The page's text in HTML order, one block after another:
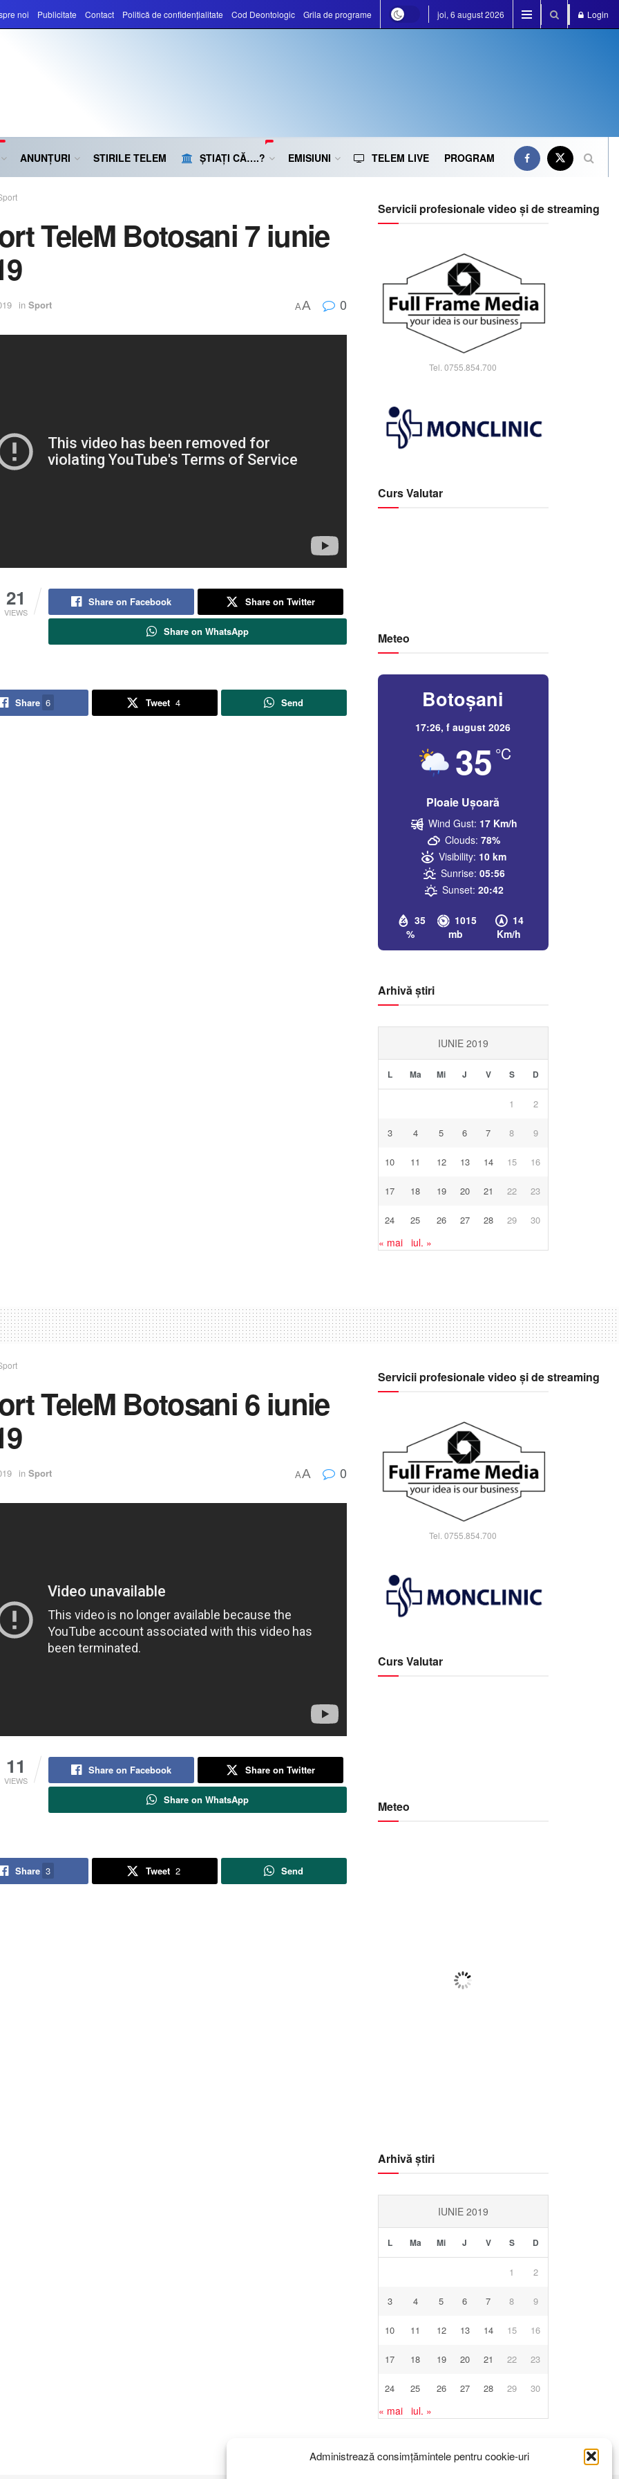
Administrează consimțămintele pentru cookie-uri
noi Publicitate Contact Politică de confidențialitate Cod Deontologic Grila de programe joi, 6 august 2026 Login
ANUNȚURI STIRILE TELEM ȘTIAȚI CĂ….? EMISIUNI TELEM LIVE PROGRAM
TeleM Botosani 7 iunie
in Sport AA 0
21
VIEWS
Share on Facebook Share on Twitter
Share on WhatsApp
Share 6 Tweet 4 Send
Servicii profesionale video și de streaming
Tel. 0755.854.700
Curs Valutar
Meteo
Botoșani
17:26,f august 2026
35 °C
Ploaie Ușoară
35
%
1015
mb
14
Km/h
Wind Gust: 17 Km/h
Clouds: 78%
Visibility: 10 km
Sunrise: 05:56
Sunset: 20:42
Arhivă știri
IUNIE 2019
L Ma Mi J V S D
1 2
3 4 5 6 7 8 9
10 11 12 13 14 15 16
17 18 19 20 21 22 23
24 25 26 27 28 29 30
« mai iul. »
TeleM Botosani 6 iunie
in Sport AA 0
11
VIEWS
Share on Facebook Share on Twitter
Share on WhatsApp
Share 3 Tweet 2 Send
Servicii profesionale video și de streaming
Tel. 0755.854.700
Curs Valutar
Meteo
Ploaie Ușoară
Wind Gust:
Arhivă știri
IUNIE 2019
L Ma Mi J V S D
1 2
3 4 5 6 7 8 9
10 11 12 13 14 15 16
17 18 19 20 21 22 23
24 25 26 27 28 29 30
« mai iul. »